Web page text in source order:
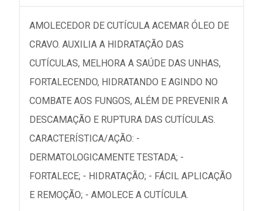
AMOLECEDOR DE CUTÍCULA ACEMAR ÓLEO DE
CRAVO. AUXILIA A HIDRATAÇÃO DAS
CUTÍCULAS, MELHORA A SAÚDE DAS UNHAS,
FORTALECENDO, HIDRATANDO E AGINDO NO
COMBATE AOS FUNGOS, ALÉM DE PREVENIR A
DESCAMAÇÃO E RUPTURA DAS CUTÍCULAS.
CARACTERÍSTICA/AÇÃO: -
DERMATOLOGICAMENTE TESTADA; -
FORTALECE; - HIDRATAÇÃO; - FÁCIL APLICAÇÃO
E REMOÇÃO; - AMOLECE A CUTÍCULA.